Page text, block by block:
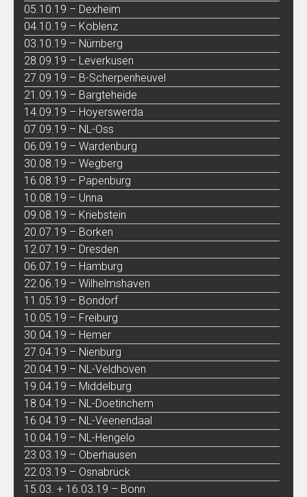
05.10.19 – Dexheim
04.10.19 – Koblenz
03.10.19 – Nürnberg
28.09.19 – Leverkusen
27.09.19 – B-Scherpenheuvel
21.09.19 – Bargteheide
14.09.19 – Hoyerswerda
07.09.19 – NL-Oss
06.09.19 – Wardenburg
30.08.19 – Wegberg
16.08.19 – Papenburg
10.08.19 – Unna
09.08.19 – Kriebstein
20.07.19 – Borken
12.07.19 – Dresden
06.07.19 – Hamburg
22.06.19 – Wilhelmshaven
11.05.19 – Bondorf
10.05.19 – Freiburg
30.04.19 – Hemer
27.04.19 – Nienburg
20.04.19 – NL-Veldhoven
19.04.19 – Middelburg
18.04.19 – NL-Doetinchem
16.04.19 – NL-Veenendaal
10.04.19 – NL-Hengelo
23.03.19 – Oberhausen
22.03.19 – Osnabrück
15.03. + 16.03.19 – Bonn